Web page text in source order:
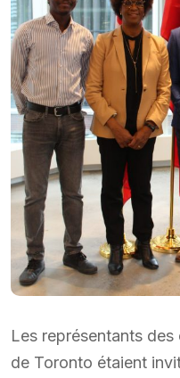
Les représentants
de Toronto étaient